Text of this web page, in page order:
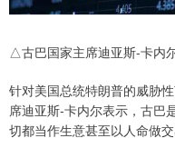
△古巴国家主席迪亚斯-卡内
针对美国总统特朗普的威胁
席迪亚斯-卡内尔表示，古巴
切都当作生意甚至以人命做